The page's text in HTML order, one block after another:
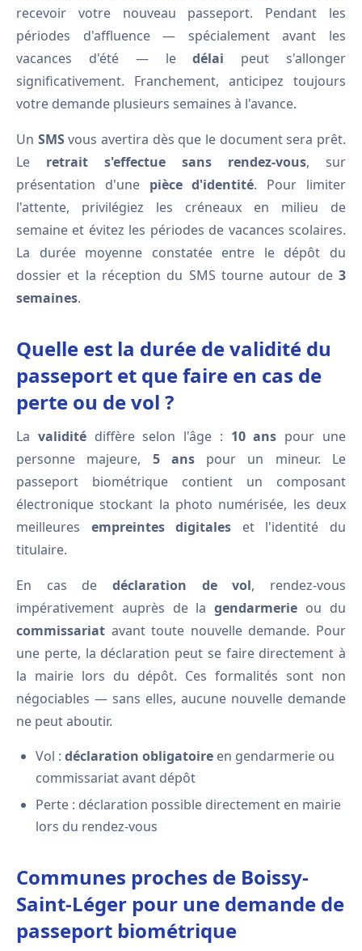
recevoir votre nouveau passeport. Pendant les
périodes d'affluence — spécialement avant les
vacances d'été — ledélai peut s'allonger
significativement. Franchement, anticipez toujours
votre demande plusieurs semaines à l'avance.
Un SMSvous avertira dès que le document sera prêt.
Le retrait s'effectue sans rendez-vous, sur
présentation d'une pièce d'identité. Pour limiter
l'attente, privilégiez les créneaux en milieu de
semaine et évitez les périodes de vacances scolaires.
La durée moyenne constatée entre le dépôt du
dossier et la réception du SMS tourne autour de 3
semaines.
Quelle est la durée de validité du
passeport et que faire en cas de
perte ou de vol ?
La validitédiffère selon l'âge : 10 ans pour une
personne majeure, 5 anspour un mineur. Le
passeport biométrique contient un composant
électronique stockant la photo numérisée, les deux
meilleures empreintes digitales et l'identité du
titulaire.
En cas de déclaration de vol, rendez-vous
impérativement auprès de lagendarmerie ou du
commissariat avant toute nouvelle demande. Pour
une perte, la déclaration peut se faire directement à
la mairie lors du dépôt. Ces formalités sont non
négociables — sans elles, aucune nouvelle demande
ne peut aboutir.
Vol : déclaration obligatoire en gendarmerie ou
commissariat avant dépôt
Perte : déclaration possible directement en mairie
lors du rendez-vous
Communes proches de Boissy-
Saint-Léger pour une demande de
passeport biométrique